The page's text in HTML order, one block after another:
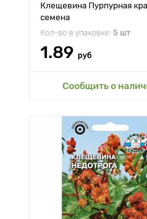
Клещевина Пурпурная
семена
Кол-во в упаковке: 5 шт
1.89 руб
Сообщить о